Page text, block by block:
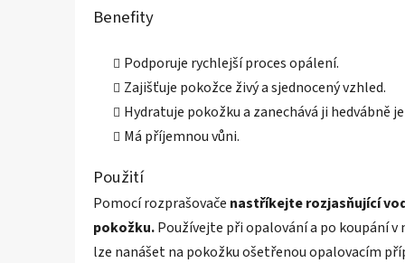
Benefity
Podporuje rychlejší proces opálení.
Zajišťuje pokožce živý a sjednocený vzhled.
Hydratuje pokožku a zanechává ji hedvábně
Má příjemnou vůni.
Použití
Pomocí rozprašovače nastříkejte rozjasňující
pokožku.Používejte při opalování a po koupání
lze nanášet na pokožku ošetřenou opalovacím